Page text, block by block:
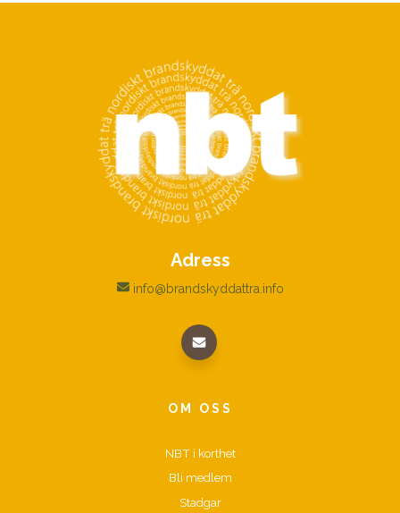
Adress
info@brandskyddattra.info
OM OSS
NBT i korthet
Bli medlem
Stadgar